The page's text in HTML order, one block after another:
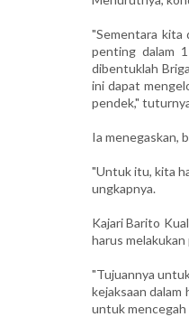
"Sementara kita
penting dalam
dibentuklah
ini dapat
pendek,"
Ia menegaskan,
"Untuk itu, kita
ungkapnya.
Kajari Barito
harus
"Tujuannya
kejaksaan dalam
untuk